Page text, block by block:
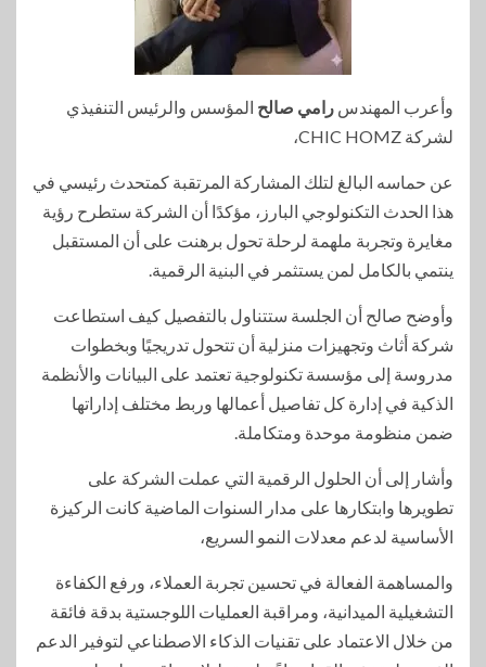
وأعرب المهندس رامي صالح المؤسس والرئيس التنفيذي
لشركة CHIC HOMZ،
عن حماسه البالغ لتلك المشاركة المرتقبة كمتحدث رئيسي في
هذا الحدث التكنولوجي البارز، مؤكدًا أن الشركة ستطرح رؤية
مغايرة وتجربة ملهمة لرحلة تحول برهنت على أن المستقبل
ينتمي بالكامل لمن يستثمر في البنية الرقمية.
وأوضح صالح أن الجلسة ستتناول بالتفصيل كيف استطاعت
شركة أثاث وتجهيزات منزلية أن تتحول تدريجيًا وبخطوات
مدروسة إلى مؤسسة تكنولوجية تعتمد على البيانات والأنظمة
الذكية في إدارة كل تفاصيل أعمالها وربط مختلف إداراتها
ضمن منظومة موحدة ومتكاملة.
وأشار إلى أن الحلول الرقمية التي عملت الشركة على
تطويرها وابتكارها على مدار السنوات الماضية كانت الركيزة
الأساسية لدعم معدلات النمو السريع،
والمساهمة الفعالة في تحسين تجربة العملاء، ورفع الكفاءة
التشغيلية الميدانية، ومراقبة العمليات اللوجستية بدقة فائقة
من خلال الاعتماد على تقنيات الذكاء الاصطناعي لتوفير الدعم